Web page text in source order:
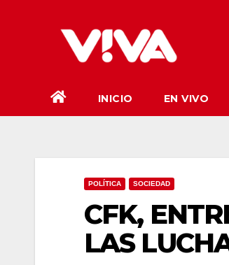
INICIO EN VIVO
POLÍTICA SOCIEDAD
CFK,
LAS